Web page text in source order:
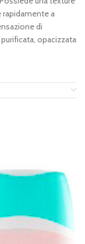
rapidamente a
di
opacizzata